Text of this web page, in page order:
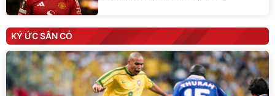
KÝ ỨC SÂN CỎ